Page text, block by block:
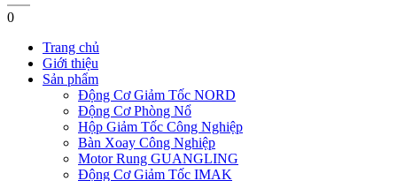
0
Trang chủ
Giới thiệu
Sản phẩm
Động Cơ Giảm Tốc NORD
Động Cơ Phòng Nổ
Hộp Giảm Tốc Công Nghiệp
Bàn Xoay Công Nghiệp
Motor Rung GUANGLING
Động Cơ Giảm Tốc IMAK